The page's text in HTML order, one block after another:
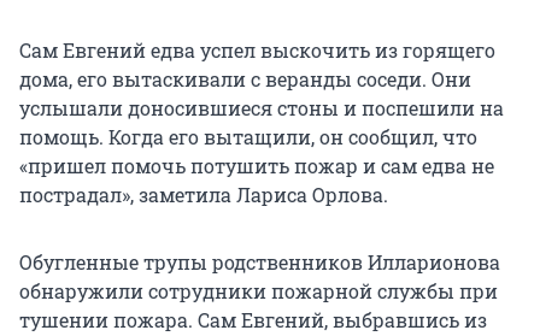
Сам Евгений едва успел выскочить из горящего
дома, его вытаскивали с веранды соседи. Они
услышали доносившиеся стоны и поспешили на
помощь. Когда его вытащили, он сообщил, что
«пришел помочь потушить пожар и сам едва не
пострадал», заметила Лариса Орлова.
Обугленные трупы родственников Илларионова
обнаружили сотрудники пожарной службы при
тушении пожара. Сам Евгений, выбравшись из